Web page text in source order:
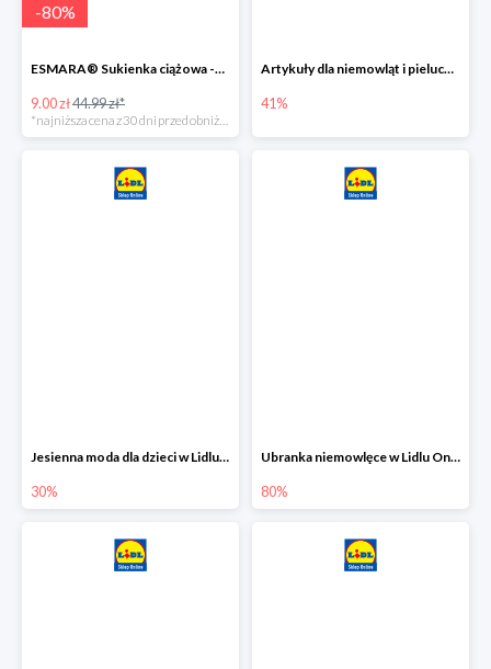
-80%
ESMARA® Sukienka ciążowa -79%
9.00 zł44.99 zł*
Artykuły dla niemowląt i pieluchy w Lidlu Online do -41%
41%
Jesienna moda dla dzieci w Lidlu Online do -30%
30%
Ubranka niemowlęce w Lidlu Online do -80%
80%